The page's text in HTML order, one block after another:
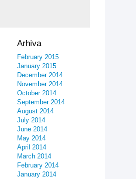
Arhiva
February 2015
January 2015
December 2014
November 2014
October 2014
September 2014
August 2014
July 2014
June 2014
May 2014
April 2014
March 2014
February 2014
January 2014